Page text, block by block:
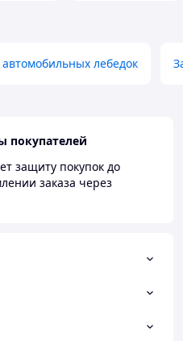
лебедок
покупателей
защиту покупок до
заказа через